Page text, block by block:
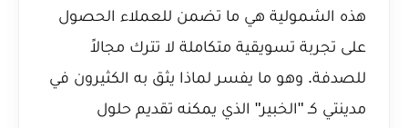
هذه الشمولية هي ما تضمن للعملاء الحصول
على تجربة تسويقية متكاملة لا تترك مجالاً
للصدفة. وهو ما يفسر لماذا يثق به الكثيرون في
مدينتي كـ "الخبير" الذي يمكنه تقديم حلول